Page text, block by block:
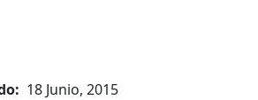
18 Junio, 2015